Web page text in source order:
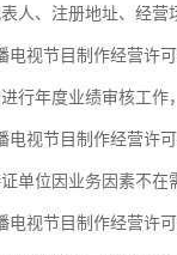
人、注册地址、经营
电视节目制作经营许
行年度业绩审核工作
电视节目制作经营许
证单位因业务因素不在
电视节目制作经营许